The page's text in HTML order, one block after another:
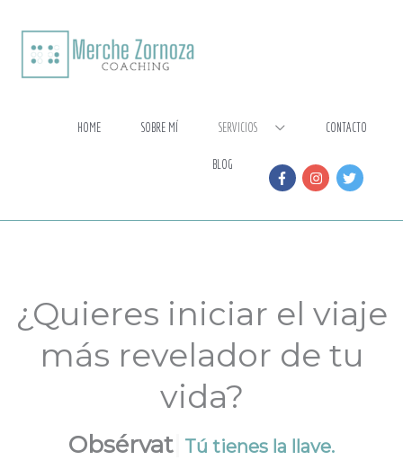
contenido
HOME SOBRE MÍ SERVICIOS CONTACTO
BLOG
¿Quieres iniciar el viaje
más revelador de tu
vida?
Obsérvate. Tú tienes la llave.